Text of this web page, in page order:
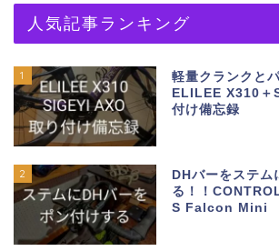
人気記事ランキング
1
軽量クランクと
ELILEE X310＋
付け備忘録
2
DHバーをステム
る！！
S Falcon Mini